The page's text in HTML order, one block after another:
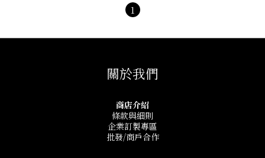
1
關於我們
商店介紹
條款與細則
企業訂製專區
批發/商戶合作